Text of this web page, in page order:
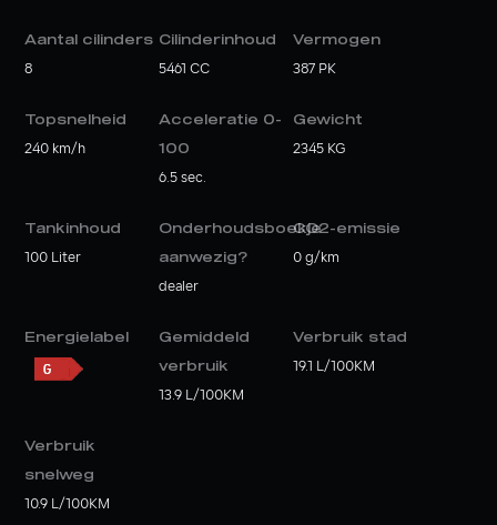
Aantal cilinders
8
Cilinderinhoud
5461 CC
Vermogen
387 PK
Topsnelheid
240 km/h
Acceleratie 0-
100
6.5 sec.
Gewicht
2345 KG
Tankinhoud
100 Liter
Onderhoudsboekje
aanwezig?
dealer
CO2-emissie
0 g/km
Energielabel Gemiddeld
verbruik
13.9 L/100KM
Verbruik stad
19.1 L/100KM
Verbruik
snelweg
10.9 L/100KM